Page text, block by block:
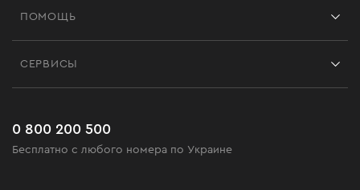
Черная пятница
ПОМОЩЬ
Часто задаваемые вопросы
СЕРВИСЫ
0 800 200 500
Бесплатно с любого номера по Украине